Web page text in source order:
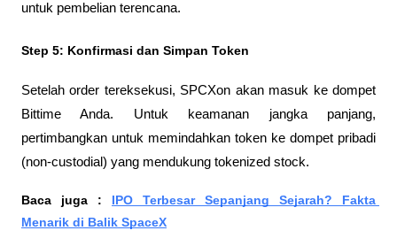
untuk pembelian terencana.
Step 5: Konfirmasi dan Simpan Token
Setelah order tereksekusi, SPCXon akan masuk ke dompet
Bittime Anda. Untuk keamanan jangka panjang,
pertimbangkan untuk memindahkan token ke dompet pribadi
(non-custodial) yang mendukung tokenized stock.
Baca juga : IPO Terbesar Sepanjang Sejarah? Fakta
Menarik di Balik SpaceX